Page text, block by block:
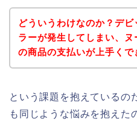
どういうわけなのか？デ
ラーが発生してしまい、ヌ
の商品の支払いが上手くで
という課題を抱えているの
も同じような悩みを抱えた